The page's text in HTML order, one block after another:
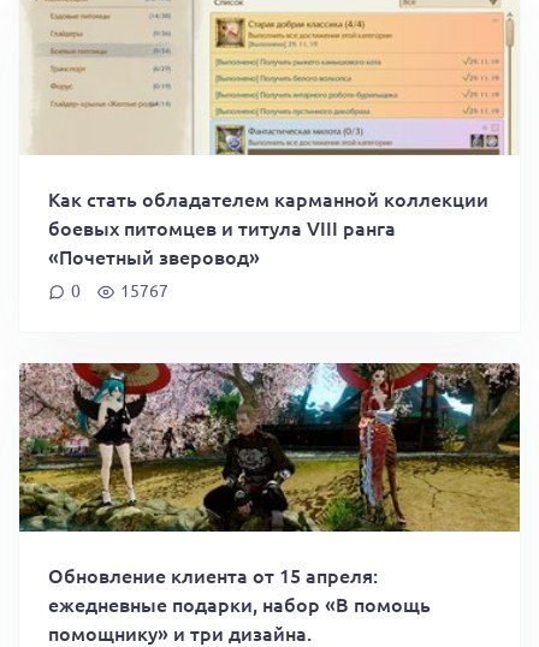
Как стать обладателем карманной коллекции
боевых питомцев и титула VIII ранга
«Почетный зверовод»
0 15767
Обновление клиента от 15 апреля:
ежедневные подарки, набор «В помощь
помощнику» и три дизайна.